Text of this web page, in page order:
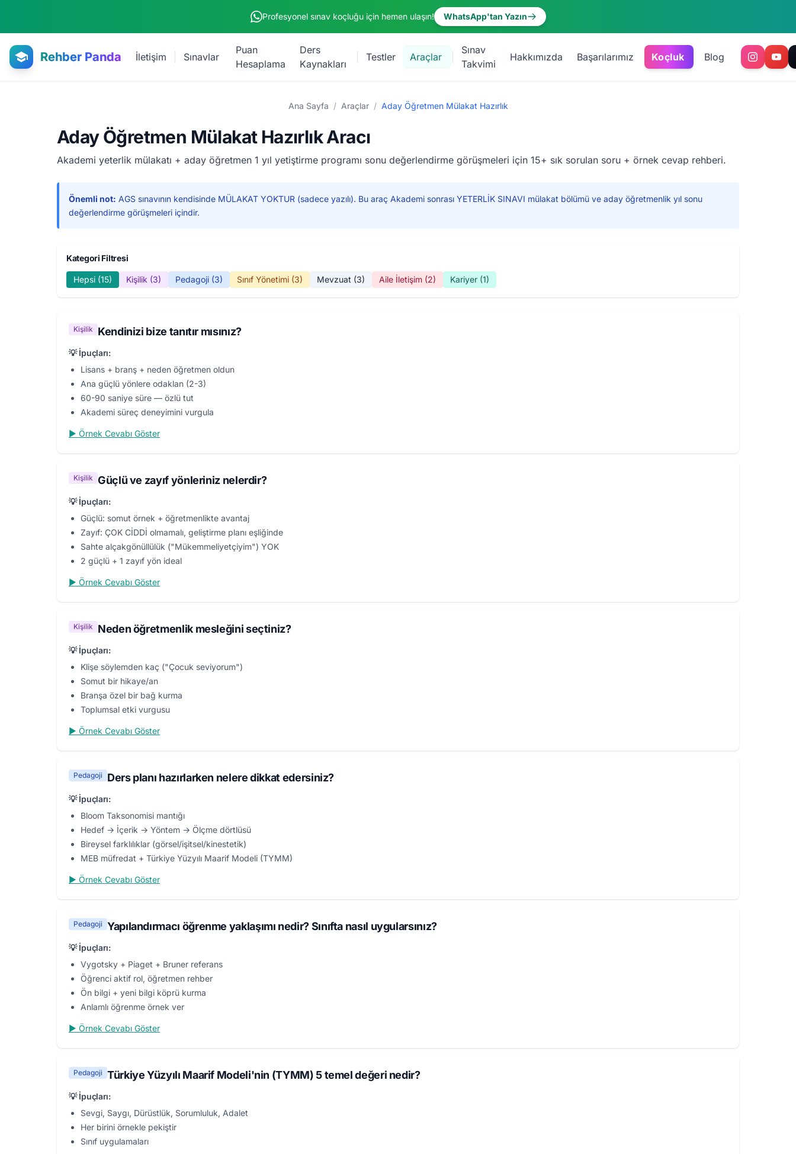
Profesyonel sınav koçluğu için hemen ulaşın! WhatsApp'tan Yazın
Rehber Panda İletişim Sınavlar
Puan
Hesaplama
Ders
Kaynakları
Testler Araçlar
Sınav
Takvimi
Hakkımızda Başarılarımız Koçluk Blog
Ana Sayfa / Araçlar / Aday Öğretmen Mülakat Hazırlık
Aday Öğretmen Mülakat Hazırlık Aracı
Akademi yeterlik mülakatı + aday öğretmen 1 yıl yetiştirme programı sonu değerlendirme görüşmeleri için 15+ sık sorulan soru + örnek cevap rehberi.
Önemli not: AGS sınavının kendisinde MÜLAKAT YOKTUR (sadece yazılı). Bu araç Akademi sonrası YETERLİK SINAVI mülakat bölümü ve aday öğretmenlik yıl sonu
değerlendirme görüşmeleri içindir.
Kategori Filtresi
Hepsi (15) Kişilik (3) Pedagoji (3) Sınıf Yönetimi (3) Mevzuat (3) Aile İletişim (2) Kariyer (1)
Kişilik Kendinizi bize tanıtır mısınız?
💡 İpuçları:
Lisans + branş + neden öğretmen oldun
Ana güçlü yönlere odaklan (2-3)
60-90 saniye süre — özlü tut
Akademi süreç deneyimini vurgula
▶ Örnek Cevabı Göster
Kişilik Güçlü ve zayıf yönleriniz nelerdir?
💡 İpuçları:
Güçlü: somut örnek + öğretmenlikte avantaj
Zayıf: ÇOK CİDDİ olmamalı, geliştirme planı eşliğinde
Sahte alçakgönüllülük ("Mükemmeliyetçiyim") YOK
2 güçlü + 1 zayıf yön ideal
▶ Örnek Cevabı Göster
Kişilik Neden öğretmenlik mesleğini seçtiniz?
💡 İpuçları:
Klişe söylemden kaç ("Çocuk seviyorum")
Somut bir hikaye/an
Branşa özel bir bağ kurma
Toplumsal etki vurgusu
▶ Örnek Cevabı Göster
Pedagoji Ders planı hazırlarken nelere dikkat edersiniz?
💡 İpuçları:
Bloom Taksonomisi mantığı
Hedef → İçerik → Yöntem → Ölçme dörtlüsü
Bireysel farklılıklar (görsel/işitsel/kinestetik)
MEB müfredat + Türkiye Yüzyılı Maarif Modeli (TYMM)
▶ Örnek Cevabı Göster
Pedagoji Yapılandırmacı öğrenme yaklaşımı nedir? Sınıfta nasıl uygularsınız?
💡 İpuçları:
Vygotsky + Piaget + Bruner referans
Öğrenci aktif rol, öğretmen rehber
Ön bilgi + yeni bilgi köprü kurma
Anlamlı öğrenme örnek ver
▶ Örnek Cevabı Göster
Pedagoji Türkiye Yüzyılı Maarif Modeli'nin (TYMM) 5 temel değeri nedir?
💡 İpuçları:
Sevgi, Saygı, Dürüstlük, Sorumluluk, Adalet
Her birini örnekle pekiştir
Sınıf uygulamaları